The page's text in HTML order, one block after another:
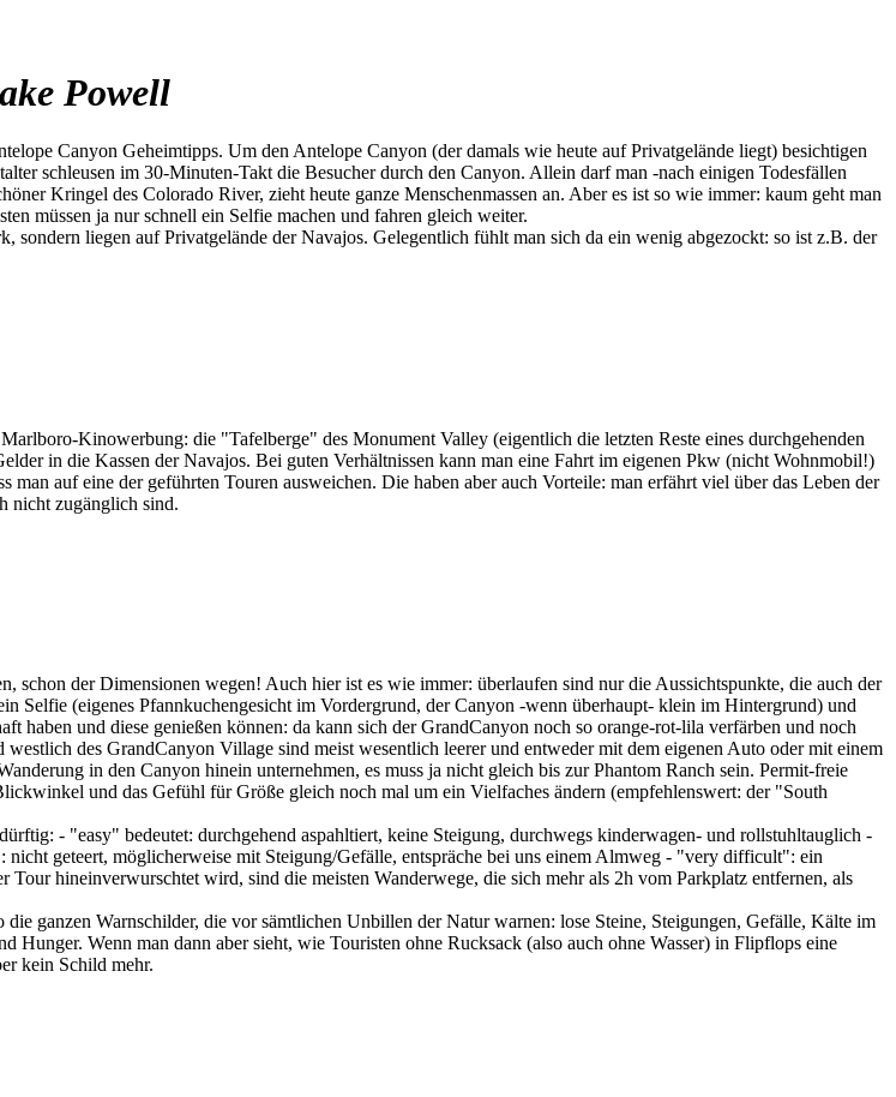
Powell
Canyon Geheimtipps. Um den Antelope Canyon (der damals wie heute auf Privatgelände liegt) besichtigen
schleusen im 30-Minuten-Takt die Besucher durch den Canyon. Allein darf man -nach einigen Todesfällen
Kringel des Colorado River, zieht heute ganze Menschenmassen an. Aber es ist so wie immer: kaum geht man
müssen ja nur schnell ein Selfie machen und fahren gleich weiter.
liegen auf Privatgelände der Navajos. Gelegentlich fühlt man sich da ein wenig abgezockt: so ist z.B. der
Kinowerbung: die "Tafelberge" des Monument Valley (eigentlich die letzten Reste eines durchgehenden
in die Kassen der Navajos. Bei guten Verhältnissen kann man eine Fahrt im eigenen Pkw (nicht Wohnmobil!)
man auf eine der geführten Touren ausweichen. Die haben aber auch Vorteile: man erfährt viel über das Leben der
nicht zugänglich sind.
der Dimensionen wegen! Auch hier ist es wie immer: überlaufen sind nur die Aussichtspunkte, die auch der
Selfie (eigenes Pfannkuchengesicht im Vordergrund, der Canyon -wenn überhaupt- klein im Hintergrund) und
haben und diese genießen können: da kann sich der GrandCanyon noch so orange-rot-lila verfärben und noch
des GrandCanyon Village sind meist wesentlich leerer und entweder mit dem eigenen Auto oder mit einem
in den Canyon hinein unternehmen, es muss ja nicht gleich bis zur Phantom Ranch sein. Permit-freie
und das Gefühl für Größe gleich noch mal um ein Vielfaches ändern (empfehlenswert: der "South
- "easy" bedeutet: durchgehend aspahltiert, keine Steigung, durchwegs kinderwagen- und rollstuhltauglich -
geteert, möglicherweise mit Steigung/Gefälle, entspräche bei uns einem Almweg - "very difficult": ein
hineinverwurschtet wird, sind die meisten Wanderwege, die sich mehr als 2h vom Parkplatz entfernen, als
ganzen Warnschilder, die vor sämtlichen Unbillen der Natur warnen: lose Steine, Steigungen, Gefälle, Kälte im
Wenn man dann aber sieht, wie Touristen ohne Rucksack (also auch ohne Wasser) in Flipflops eine
kein Schild mehr.